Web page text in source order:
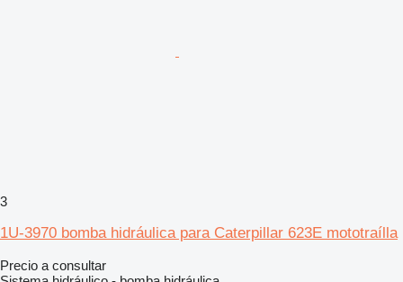
3
1U-3970 bomba hidráulica para Caterpillar 623E mototraílla
Precio a consultar